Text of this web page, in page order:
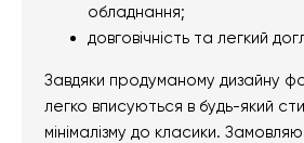
обладнання;
довговічність та легкий
Завдяки продуманому дизайну
легко вписуються в будь-який
мінімалізму до класики.